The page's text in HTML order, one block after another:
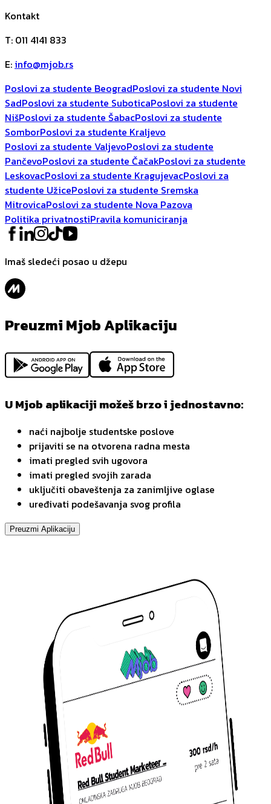
Kontakt
T: 011 4141 833
E: info@mjob.rs
Poslovi za studente BeogradPoslovi za studente Novi
SadPoslovi za studente SuboticaPoslovi za studente
NišPoslovi za studente ŠabacPoslovi za studente
SomborPoslovi za studente Kraljevo
Poslovi za studente ValjevoPoslovi za studente
PančevoPoslovi za studente ČačakPoslovi za studente
LeskovacPoslovi za studente KragujevacPoslovi za
studente UžicePoslovi za studente Sremska
MitrovicaPoslovi za studente Nova Pazova
Politika privatnostiPravila komuniciranja
Imaš sledeći posao u džepu
Preuzmi Mjob Aplikaciju
U Mjob aplikaciji možeš brzo i jednostavno:
naći najbolje studentske poslove
prijaviti se na otvorena radna mesta
imati pregled svih ugovora
imati pregled svojih zarada
uključiti obaveštenja za zanimljive oglase
uređivati podešavanja svog profila
Preuzmi Aplikaciju